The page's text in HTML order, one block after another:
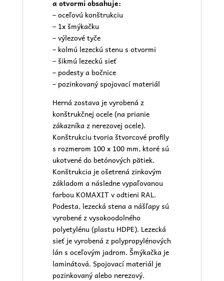
a otvormi obsahuje:
– oceľovú konštrukciu
– 1x šmýkačku
– výlezové tyče
– kolmú lezeckú stenu s otvormi
– šikmú lezeckú sieť
– podesty a bočnice
– pozinkovaný spojovací materiál
Herná zostava je vyrobená z
konštrukčnej ocele (na prianie
zákazníka z nerezovej ocele).
Konštrukciu tvoria štvorcové profily
s rozmerom 100 x 100 mm, ktoré sú
ukotvené do betónových pätiek.
Konštrukcia je ošetrená zinkovým
základom a následne vypaľovanou
farbou KOMAXIT v odtieni RAL.
Podesta, lezecká stena a nášľapy sú
vyrobené z vysokoodolného
polyetylénu (plastu HDPE). Lezecká
sieť je vyrobená z polypropylénových
lán s oceľovým jadrom. Šmýkačka je
laminátová. Spojovací materiál je
pozinkovaný alebo nerezový.